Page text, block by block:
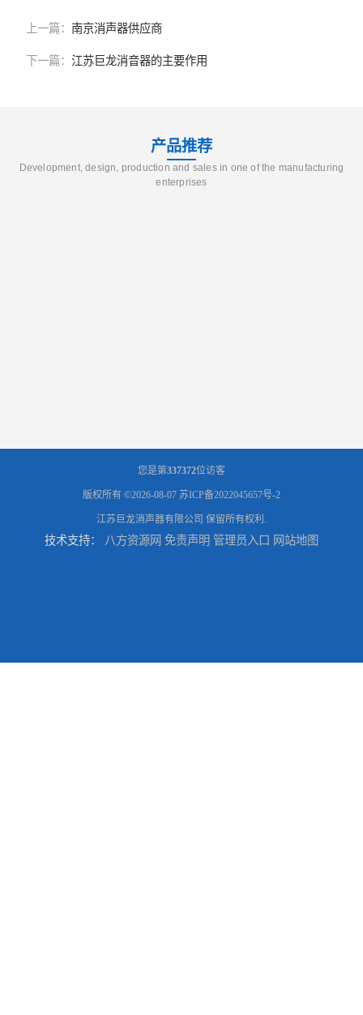
上一篇： 南京消声器供应商
下一篇： 江苏巨龙消音器的主要作用
产品推荐
Development, design, production and sales in one of the manufacturing
enterprises
您是第337372位访客
版权所有 ©2026-08-07 苏ICP备2022045657号-2
江苏巨龙消声器有限公司 保留所有权利.
技术支持： 八方资源网 免责声明 管理员入口 网站地图